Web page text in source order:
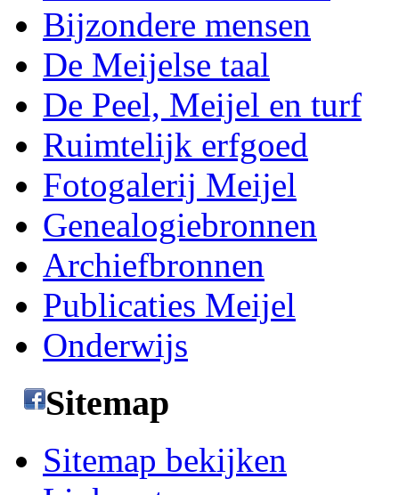
Bijzondere mensen
De Meijelse taal
De Peel, Meijel en turf
Ruimtelijk erfgoed
Fotogalerij Meijel
Genealogiebronnen
Archiefbronnen
Publicaties Meijel
Onderwijs
Sitemap
Sitemap bekijken